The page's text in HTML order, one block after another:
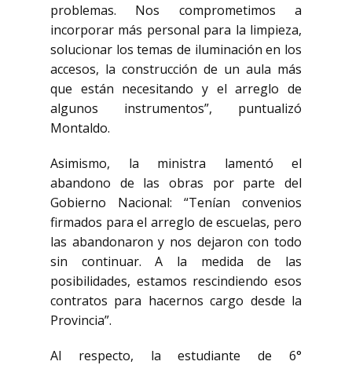
problemas. Nos comprometimos a
incorporar más personal para la limpieza,
solucionar los temas de iluminación en los
accesos, la construcción de un aula más
que están necesitando y el arreglo de
algunos instrumentos”, puntualizó
Montaldo.
Asimismo, la ministra lamentó el
abandono de las obras por parte del
Gobierno Nacional: “Tenían convenios
firmados para el arreglo de escuelas, pero
las abandonaron y nos dejaron con todo
sin continuar. A la medida de las
posibilidades, estamos rescindiendo esos
contratos para hacernos cargo desde la
Provincia”.
Al respecto, la estudiante de 6°